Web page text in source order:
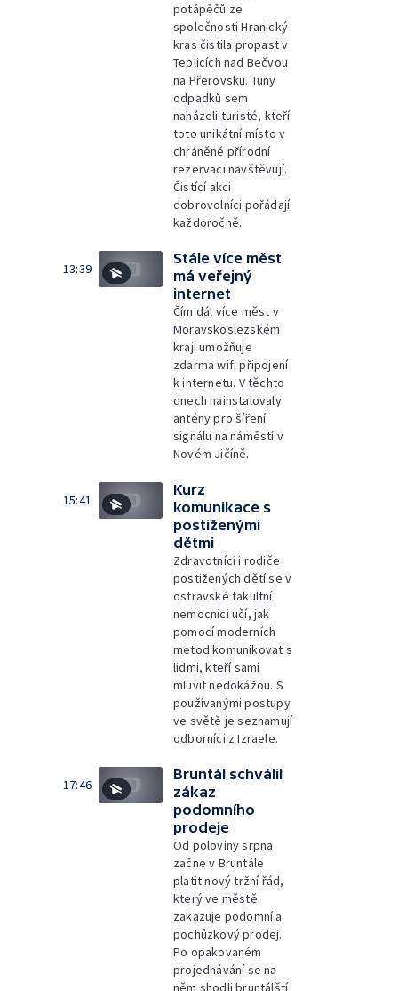
potápěčů ze
společnosti Hranický
kras čistila propast v
Teplicích nad Bečvou
na Přerovsku. Tuny
odpadků sem
naházeli turisté, kteří
toto unikátní místo v
chráněné přírodní
rezervaci navštěvují.
Čistící akci
dobrovolníci pořádají
každoročně.
13:39
Stále více měst
má veřejný
internet
Čím dál více měst v
Moravskoslezském
kraji umožňuje
zdarma wifi připojení
k internetu. V těchto
dnech nainstalovaly
antény pro šíření
signálu na náměstí v
Novém Jičíně.
15:41
Kurz
komunikace s
postiženými
dětmi
Zdravotníci i rodiče
postižených dětí se v
ostravské fakultní
nemocnici učí, jak
pomocí moderních
metod komunikovat s
lidmi, kteří sami
mluvit nedokážou. S
používanými postupy
ve světě je seznamují
odborníci z Izraele.
17:46
Bruntál schválil
zákaz
podomního
prodeje
Od poloviny srpna
začne v Bruntále
platit nový tržní řád,
který ve městě
zakazuje podomní a
pochůzkový prodej.
Po opakovaném
projednávání se na
něm shodli bruntálští